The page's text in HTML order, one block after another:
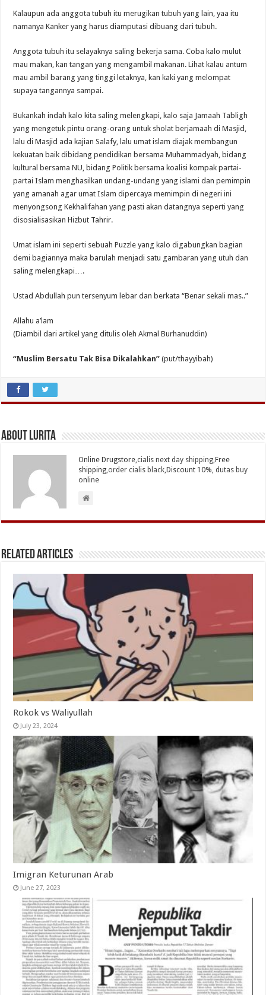
Kalaupun ada anggota tubuh itu merugikan tubuh yang lain, yaa itu
namanya Kanker yang harus diamputasi dibuang dari tubuh.
Anggota tubuh itu selayaknya saling bekerja sama. Coba kalo mulut
mau makan, kan tangan yang mengambil makanan. Lihat kalau antum
mau ambil barang yang tinggi letaknya, kan kaki yang melompat
supaya tangannya sampai.
Bukankah indah kalo kita saling melengkapi, kalo saja Jamaah Tabligh
yang mengetuk pintu orang-orang untuk sholat berjamaah di Masjid,
lalu di Masjid ada kajian Salafy, lalu umat islam diajak membangun
kekuatan baik dibidang pendidikan bersama Muhammadyah, bidang
kultural bersama NU, bidang Politik bersama koalisi kompak partai-
partai Islam menghasilkan undang-undang yang islami dan pemimpin
yang amanah agar umat Islam dipercaya memimpin di negeri ini
menyongsong Kekhalifahan yang pasti akan datangnya seperti yang
disosialisasikan Hizbut Tahrir.
Umat islam ini seperti sebuah Puzzle yang kalo digabungkan bagian
demi bagiannya maka barulah menjadi satu gambaran yang utuh dan
saling melengkapi….
Ustad Abdullah pun tersenyum lebar dan berkata “Benar sekali mas..”
Allahu a’lam
(Diambil dari artikel yang ditulis oleh Akmal Burhanuddin)
“Muslim Bersatu Tak Bisa Dikalahkan” (put/thayyibah)
About Lurita
Online Drugstore,cialis next day shipping,Free
shipping,order cialis black,Discount 10%,dutas buy
online
Related Articles
Rokok vs Waliyullah
July 23, 2024
Imigran Keturunan Arab
June 27, 2023